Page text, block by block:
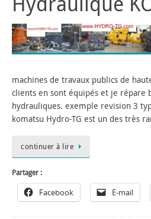
machines de travaux publics de
clients en sont équipés et je répare
hydrauliques. exemple revision 3
komatsu Hydro-TG est un des très
continuer à lire
Partager :
Facebook E-mail